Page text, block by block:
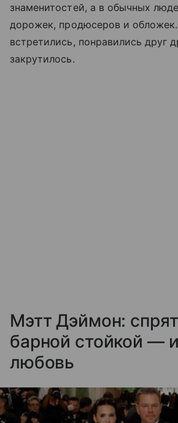
знаменитостей, а в обычных
дорожек, продюсеров и
встретились, понравились друг
закрутилось.
Мэтт Дэймон:
барной стойкой —
любовь